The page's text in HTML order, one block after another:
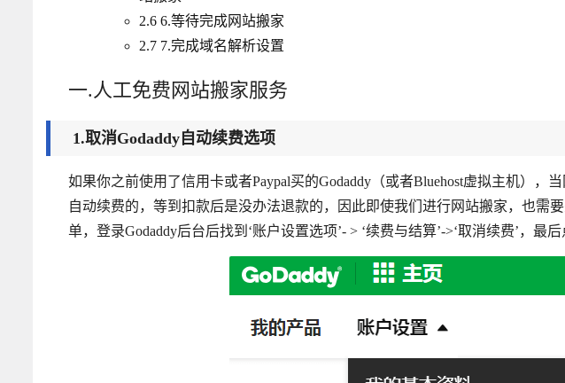
2.6 6.等待完成网站搬家
2.7 7.完成域名解析设置
一.人工免费网站搬家服务
1.取消Godaddy自动续费选项
如果你之前使用了信用卡或者Paypal买的Godaddy（或者Bluehost虚拟主机），
自动续费的，等到扣款后是没办法退款的，因此即使我们进行网站搬家，也需
单，登录Godaddy后台后找到‘账户设置选项’- > ‘续费与结算’->‘取消续费’，最